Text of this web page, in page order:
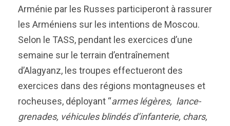
Arménie par les Russes participeront à rassurer
les Arméniens sur les intentions de Moscou.
Selon le TASS, pendant les exercices d’une
semaine sur le terrain d’entraînement
d’Alagyanz, les troupes effectueront des
exercices dans des régions montagneuses et
rocheuses, déployant “armes légères, lance-
grenades, véhicules blindés d’infanterie, chars,